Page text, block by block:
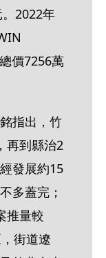
2022年
價7256萬
指出，竹
再到縣治2
發展約15
多蓋完；
推量較
街道遼